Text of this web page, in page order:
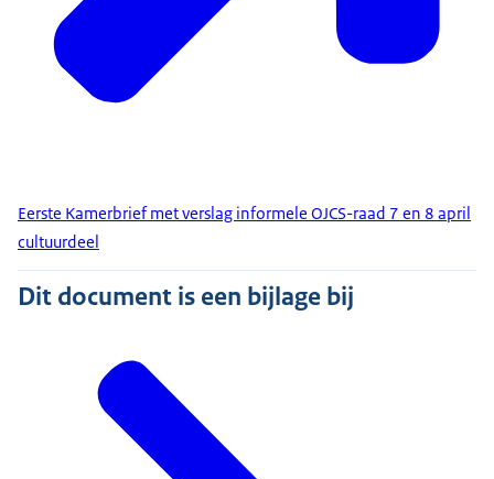
Eerste Kamerbrief met verslag informele OJCS-raad 7 en 8 april
cultuurdeel
Dit document is een bijlage bij